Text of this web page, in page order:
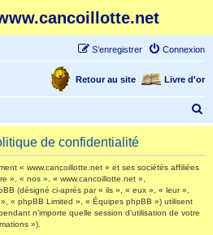
Connexion
S’enregistrer
Livre d'or
Retour au site
e
de confidentialité
« www.cancoillotte.net » et ses sociétés affiliées
», « nos », « www.cancoillotte.net »,
(désigné ci-après par « ils », « eux », « leur »,
« phpBB Limited », « Équipes phpBB ») utilisent
n’importe quelle session d’utilisation de votre
»).